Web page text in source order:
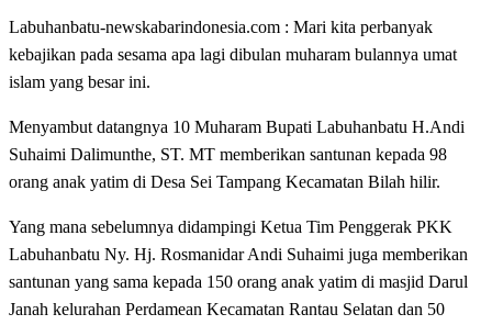
Labuhanbatu-newskabarindonesia.com : Mari kita perbanyak
kebajikan pada sesama apa lagi dibulan muharam bulannya umat
islam yang besar ini.
Menyambut datangnya 10 Muharam Bupati Labuhanbatu H.Andi
Suhaimi Dalimunthe, ST. MT memberikan santunan kepada 98
orang anak yatim di Desa Sei Tampang Kecamatan Bilah hilir.
Yang mana sebelumnya didampingi Ketua Tim Penggerak PKK
Labuhanbatu Ny. Hj. Rosmanidar Andi Suhaimi juga memberikan
santunan yang sama kepada 150 orang anak yatim di masjid Darul
Janah kelurahan Perdamean Kecamatan Rantau Selatan dan 50